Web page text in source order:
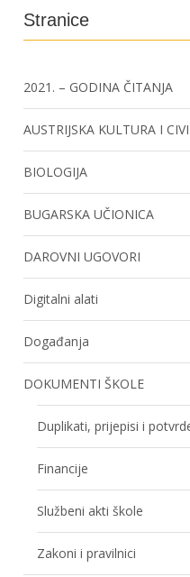
Stranice
2021. – GODINA ČITANJA
AUSTRIJSKA KULTURA I
BIOLOGIJA
BUGARSKA UČIONICA
DAROVNI UGOVORI
Digitalni alati
Događanja
DOKUMENTI ŠKOLE
Duplikati, prijepisi i
Financije
Službeni akti škole
Zakoni i pravilnici